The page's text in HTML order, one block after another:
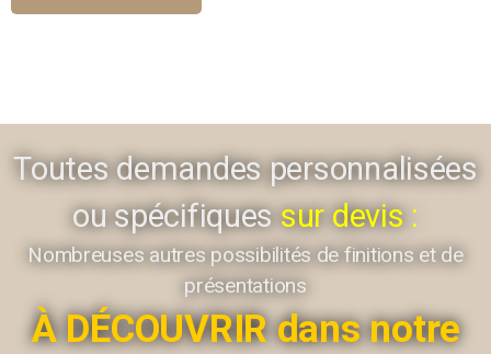
Toutes demandes personnalisées
ou spécifiquessur devis :
Nombreuses autres possibilités de finitions et de
présentations
À DÉCOUVRIR dans notre